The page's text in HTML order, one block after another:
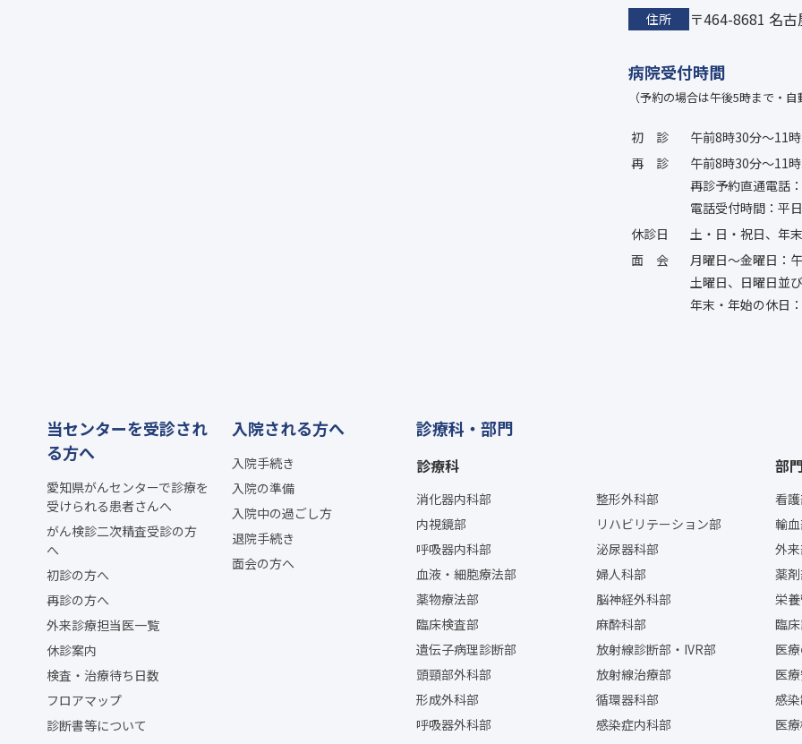
住所 〒464-8681 名
病院受付時間
（予約の場合は午後5時まで・
初診
午前8時30分〜11
再診
午前8時30分〜11
再診予約直通電話
電話受付時間：平
休診日
土・日・祝日、年
面会
月曜日〜金曜日：
土曜日、日曜日並
年末・年始の休日
当センターを受診され
る方へ
愛知県がんセンターで診療を
受けられる患者さんへ
がん検診二次精査受診の方
へ
初診の方へ
再診の方へ
外来診療担当医一覧
休診案内
検査・治療待ち日数
フロアマップ
診断書等について
入院される方へ
入院手続き
入院の準備
入院中の過ごし方
退院手続き
面会の方へ
診療科・部門
診療科
消化器内科部
内視鏡部
呼吸器内科部
血液・細胞療法部
薬物療法部
臨床検査部
遺伝子病理診断部
頭頸部外科部
形成外科部
呼吸器外科部
整形外科部
リハビリテーション部
泌尿器科部
婦人科部
脳神経外科部
麻酔科部
放射線診断部・IVR部
放射線治療部
循環器科部
感染症内科部
部
看
輸
外
薬
栄
臨
医
医
感
医